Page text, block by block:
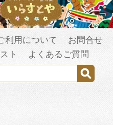
利用について
お問合せ
ト
よくあるご質問